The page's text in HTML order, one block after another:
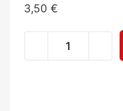
3,50 €